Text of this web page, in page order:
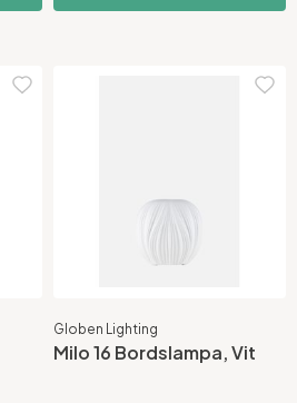
Globen Lighting
Milo 16 Bordslampa, Vit